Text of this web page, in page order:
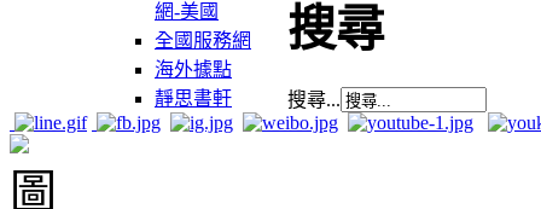
網-美國
全國服務網
海外據點
靜思書軒
搜尋
搜尋...